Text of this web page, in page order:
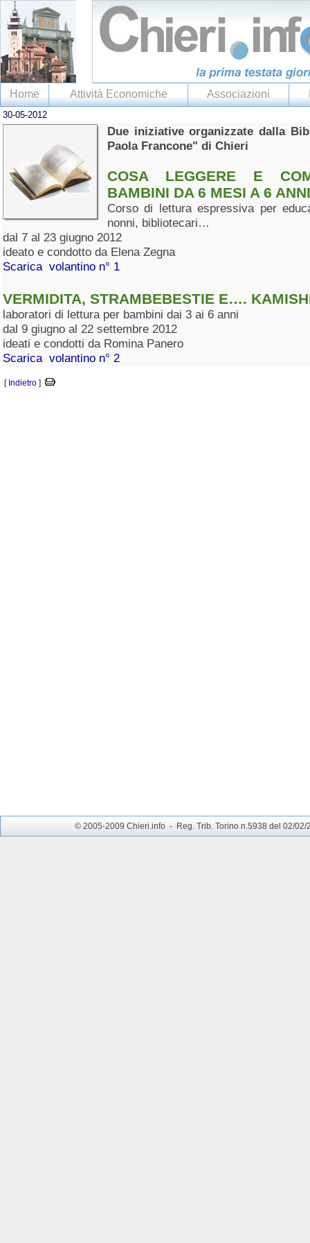
Home Attività Economiche Associazioni
30-05-2012
Due iniziative organizzate dalla
Paola Francone" di Chieri
COSA LEGGERE E
BAMBINI DA 6 MESI A 6 ANNI
Corso di lettura espressiva per
nonni, bibliotecari…
dal 7 al 23 giugno 2012
ideato e condotto da Elena Zegna
Scarica volantino n° 1
VERMIDITA, STRAMBEBESTIE E….
laboratori di lettura per bambini dai 3 ai 6 anni
dal 9 giugno al 22 settembre 2012
ideati e condotti da Romina Panero
Scarica volantino n° 2
[ Indietro ]
© 2005-2009 Chieri.info - Reg. Trib. Torino n.5938 del 02/02/